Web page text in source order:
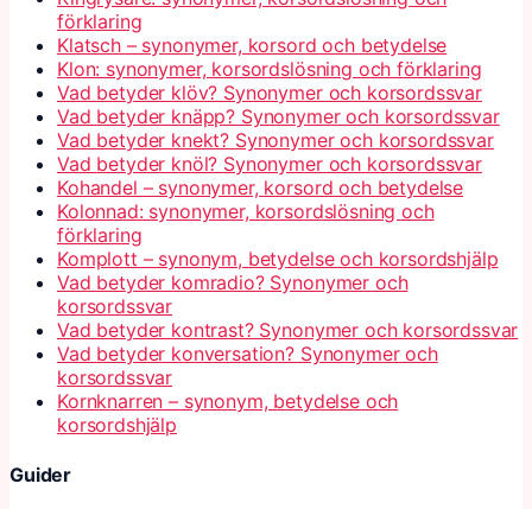
förklaring
Klatsch – synonymer, korsord och betydelse
Klon: synonymer, korsordslösning och förklaring
Vad betyder klöv? Synonymer och korsordssvar
Vad betyder knäpp? Synonymer och korsordssvar
Vad betyder knekt? Synonymer och korsordssvar
Vad betyder knöl? Synonymer och korsordssvar
Kohandel – synonymer, korsord och betydelse
Kolonnad: synonymer, korsordslösning och
förklaring
Komplott – synonym, betydelse och korsordshjälp
Vad betyder komradio? Synonymer och
korsordssvar
Vad betyder kontrast? Synonymer och korsordssvar
Vad betyder konversation? Synonymer och
korsordssvar
Kornknarren – synonym, betydelse och
korsordshjälp
Guider